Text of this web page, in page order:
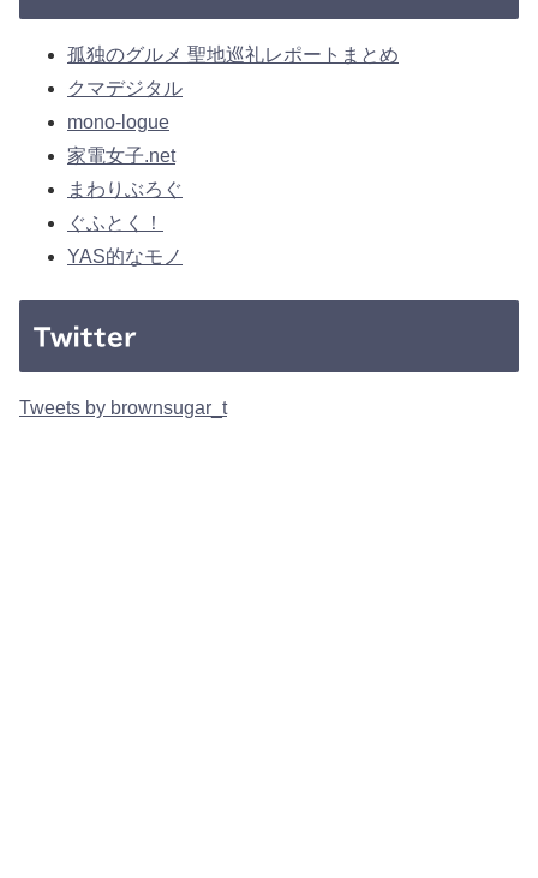
孤独のグルメ 聖地巡礼レポートまとめ
クマデジタル
mono-logue
家電女子.net
まわりぶろぐ
ぐふとく！
YAS的なモノ
Twitter
Tweets by brownsugar_t